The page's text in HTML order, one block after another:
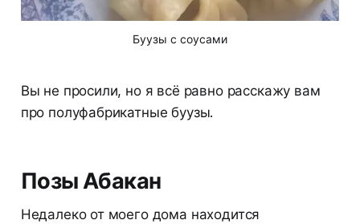
Буузы с соусами
Вы не просили, но я всё равно расскажу вам
про полуфабрикатные буузы.
Позы Абакан
Недалеко от моего дома находится